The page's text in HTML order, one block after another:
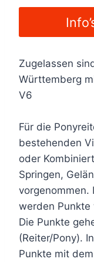
Zugelassen
Württemberg
V6
Für die
bestehenden
oder
Springen,
vorgenommen.
werden Punkte
Die Punkte
(Reiter/Pony).
Punkte mit